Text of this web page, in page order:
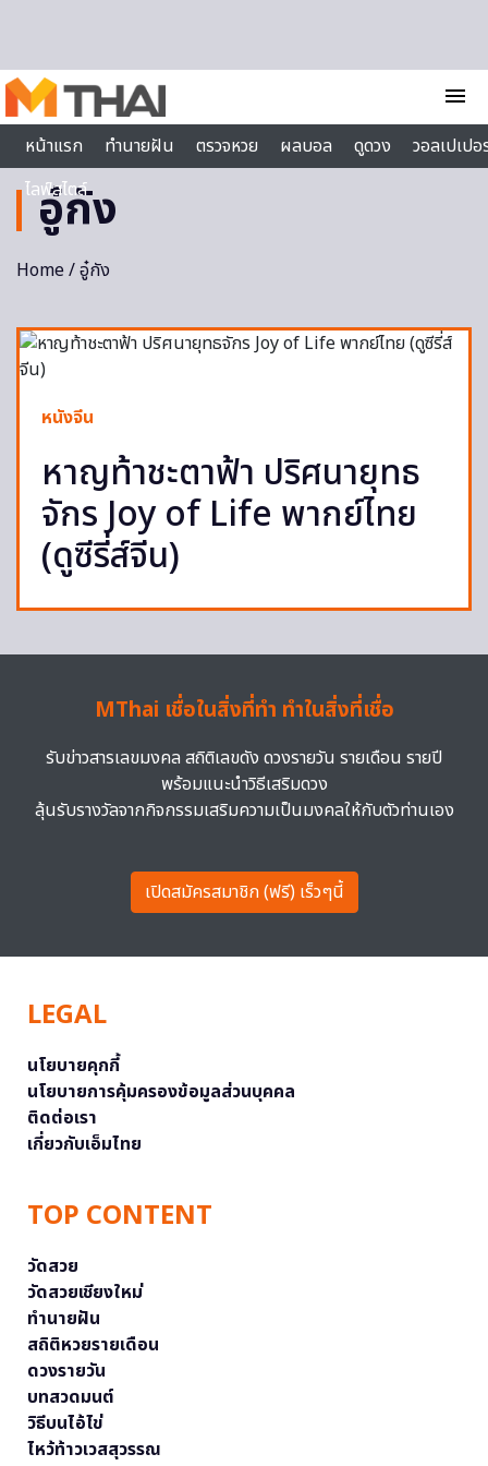
menu
หน้าแรก
ทำนายฝัน ตรวจหวย ผลบอล ดูดวง
วอลเปเป
ไลฟ์สไตล์
อู๋กัง
Home/ อู๋กัง
หนังจีน
หาญท้าชะตาฟ้า ปริศนายุทธ
จักร Joy of Life พากย์ไทย
(ดูซีรี่ส์จีน)
MThai เชื่อในสิ่งที่ทำ ทำในสิ่งที่เชื่อ
รับข่าวสารเลขมงคล สถิติเลขดัง ดวงรายวัน รายเดือน รายปี
พร้อมแนะนำวิธีเสริมดวง
ลุ้นรับรางวัลจากกิจกรรมเสริมความเป็นมงคลให้กับตัวท่านเอง
เปิดสมัครสมาชิก (ฟรี) เร็วๆนี้
LEGAL
นโยบายคุกกี้
นโยบายการคุ้มครองข้อมูลส่วนบุคคล
ติดต่อเรา
เกี่ยวกับเอ็มไทย
TOP CONTENT
วัดสวย
วัดสวยเชียงใหม่
ทำนายฝัน
สถิติหวยรายเดือน
ดวงรายวัน
บทสวดมนต์
วิธีบนไอ้ไข่
ไหว้ท้าวเวสสุวรรณ